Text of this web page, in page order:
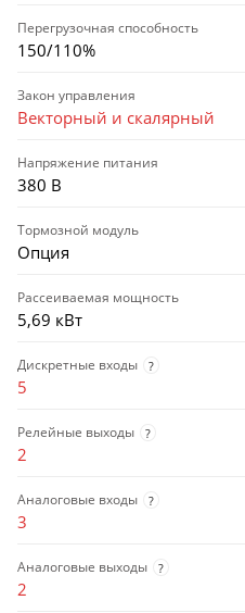
Перегрузочная способность
150/110%
Закон управления
Векторный и скалярный
Напряжение питания
380 В
Тормозной модуль
Опция
Рассеиваемая мощность
5,69 кВт
Дискретные входы ?
5
Релейные выходы ?
2
Аналоговые входы ?
3
Аналоговые выходы ?
2